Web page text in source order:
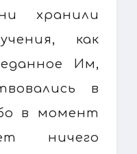
хранили
как
Им,
в
в момент
ничего